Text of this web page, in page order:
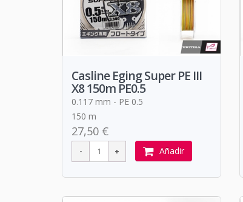
Casline Eging Super PE III
X8 150m PE0.5
0.117 mm - PE 0.5
150 m
27,50 €
Añadir